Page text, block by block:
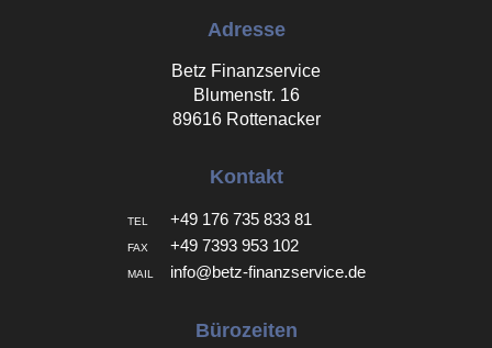
Adresse
Betz Finanzservice
Blumenstr. 16
89616 Rottenacker
Kontakt
TEL +49 176 735 833 81
FAX +49 7393 953 102
MAIL info@betz-finanzservice.de
Bürozeiten